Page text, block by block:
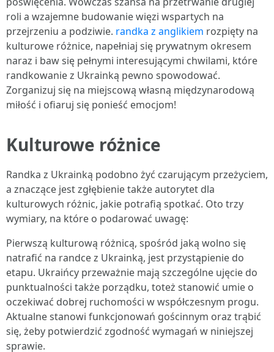
roli a wzajemne budowanie więzi wspartych na
przejrzeniu a podziwie. randka z anglikiem rozpięty na
kulturowe różnice, napełniaj się prywatnym okresem
naraz i baw się pełnymi interesującymi chwilami, które
randkowanie z Ukrainką pewno spowodować.
Zorganizuj się na miejscową własną międzynarodową
miłość i ofiaruj się ponieść emocjom!
Kulturowe różnice
Randka z Ukrainką podobno żyć czarującym przeżyciem,
a znaczące jest zgłębienie także autorytet dla
kulturowych różnic, jakie potrafią spotkać. Oto trzy
wymiary, na które o podarować uwagę:
Pierwszą kulturową różnicą, spośród jaką wolno się
natrafić na randce z Ukrainką, jest przystąpienie do
etapu. Ukraińcy przeważnie mają szczególne ujęcie do
punktualności także porządku, toteż stanowić umie o
oczekiwać dobrej ruchomości w współczesnym progu.
Aktualne stanowi funkcjonowań gościnnym oraz trąbić
się, żeby potwierdzić zgodność wymagań w niniejszej
sprawie.